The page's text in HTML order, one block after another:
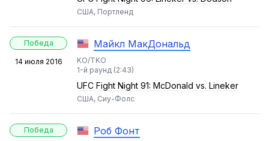
США, Портленд
Победа
14 июля 2016
Майкл МакДональд
KO/TKO
1-й раунд (2:43)
UFC Fight Night 91: McDonald vs. Lineker
США, Сиу-Фолс
Победа Роб Фонт